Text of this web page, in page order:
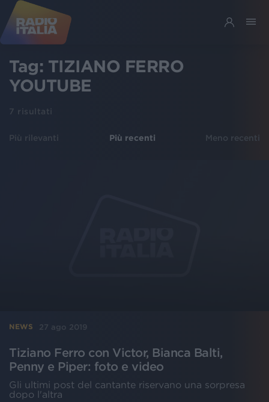
Tag: TIZIANO FERRO
YOUTUBE
7 risultati
Più rilevanti Più recenti Meno recenti
NEWS 27 ago 2019
Tiziano Ferro con Victor, Bianca Balti,
Penny e Piper: foto e video
Gli ultimi post del cantante riservano una sorpresa
dopo l'altra